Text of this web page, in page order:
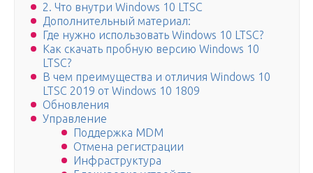
2. Что внутри Windows 10 LTSC
Дополнительный материал:
Где нужно использовать Windows 10 LTSC?
Как скачать пробную версию Windows 10
LTSC?
В чем преимущества и отличия Windows 10
LTSC 2019 от Windows 10 1809
Обновления
Управление
Поддержка MDM
Отмена регистрации
Инфраструктура